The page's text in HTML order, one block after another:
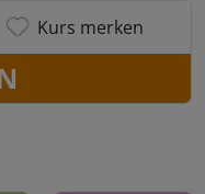
Kurs merken